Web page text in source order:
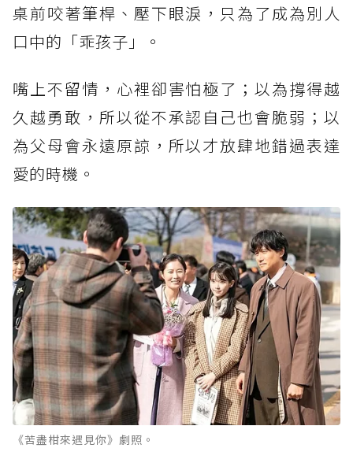
桌前咬著筆桿、壓下眼淚，只為了成為別人
口中的「乖孩子」。
嘴上不留情，心裡卻害怕極了；以為撐得越
久越勇敢，所以從不承認自己也會脆弱；以
為父母會永遠原諒，所以才放肆地錯過表達
愛的時機。
《苦盡柑來遇見你》劇照。